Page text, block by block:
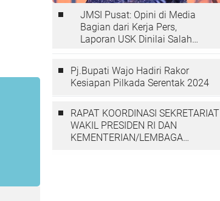
JMSI Pusat: Opini di Media
Bagian dari Kerja Pers,
Laporan USK Dinilai Salah
Pj.Bupati Wajo Hadiri Rakor
Kesiapan Pilkada Serentak 2024
RAPAT KOORDINASI SEKRETARIAT
WAKIL PRESIDEN RI DAN
KEMENTERIAN/LEMBAGA